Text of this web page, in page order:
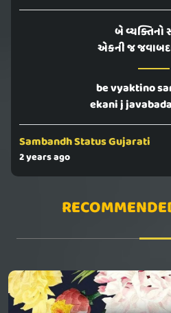
બે
એકની જ
be vyaktino
ekani j
Sambandh Status Gujarati
2 years ago